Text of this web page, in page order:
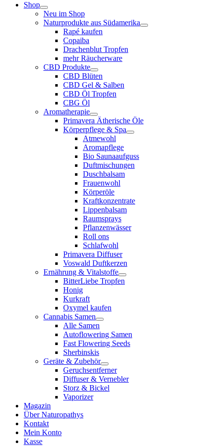
Shop
Neu im Shop
Naturprodukte aus Südamerika
Rapé kaufen
Copaiba
Drachenblut Tropfen
mehr Räucherware
CBD Produkte
CBD Blüten
CBD Gel & Salben
CBD Öl Tropfen
CBG Öl
Aromatherapie
Primavera Ätherische Öle
Körperpflege & Spa
Atmewohl
Aromapflege
Bio Saunaaufguss
Duftmischungen
Duschbalsam
Frauenwohl
Körperöle
Kraftkonzentrate
Lippenbalsam
Raumsprays
Pflanzenwässer
Roll ons
Schlafwohl
Primavera Diffuser
Voswald Duftkerzen
Ernährung & Vitalstoffe
BitterLiebe Tropfen
Honig
Kurkraft
Oxymel kaufen
Cannabis Samen
Alle Samen
Autoflowering Samen
Fast Flowering Seeds
Sherbinskis
Geräte & Zubehör
Geruchsentferner
Diffuser & Vernebler
Storz & Bickel
Vaporizer
Magazin
Über Naturopathys
Kontakt
Mein Konto
Kasse